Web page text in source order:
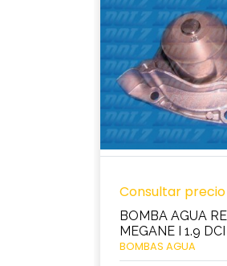
Consultar precio
BOMBA AGUA
MEGANE I 1.9
BOMBAS AGUA